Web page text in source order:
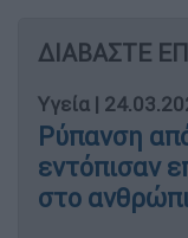
ΔΙΑΒΑΣΤΕ
Υγεία |
Ρύπανση
εντόπισαν
στο